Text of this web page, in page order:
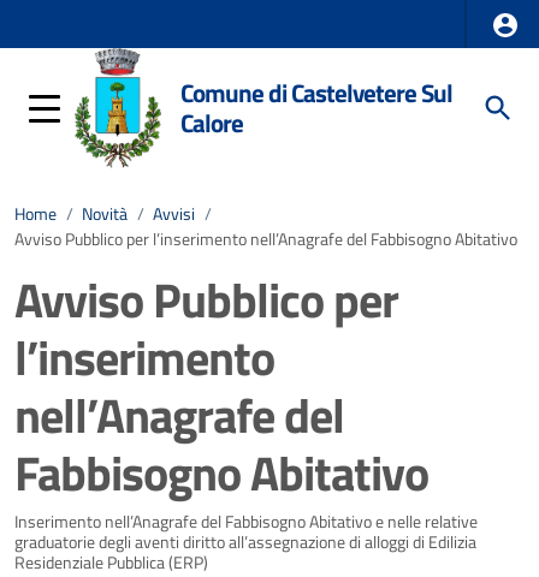
Comune di Castelvetere Sul
Calore
Home / Novità / Avvisi /
Avviso Pubblico per l’inserimento nell’Anagrafe del Fabbisogno Abitativo
Avviso Pubblico per
l’inserimento
nell’Anagrafe del
Fabbisogno Abitativo
Dettagli della notizia
Inserimento nell’Anagrafe del Fabbisogno Abitativo e nelle relative
graduatorie degli aventi diritto all’assegnazione di alloggi di Edilizia
Residenziale Pubblica (ERP)